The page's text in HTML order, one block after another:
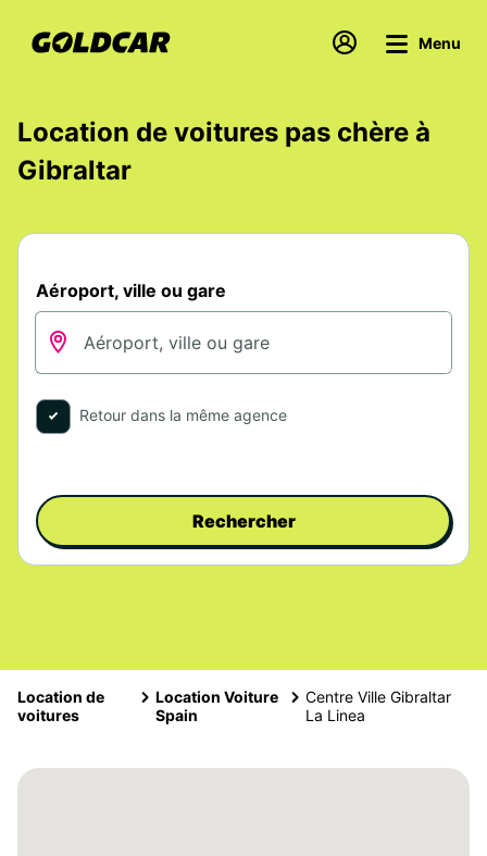
Menu
Location de voitures pas chère à
Gibraltar
Aéroport, ville ou gare
Retour dans la même agence
Rechercher
Location de
voitures
Location Voiture
Spain
Centre Ville Gibraltar
La Linea